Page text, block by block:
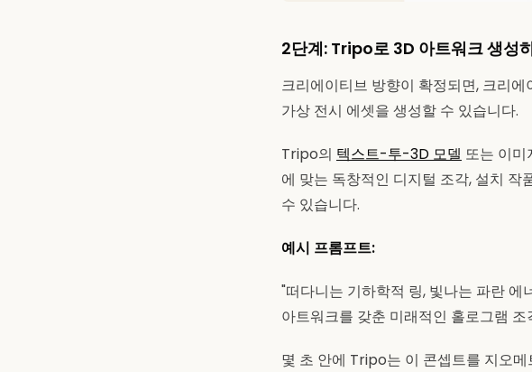
2단계: Tripo로 3D 아트워크 생성
크리에이티브 방향이 확정되면, 크리
가상 전시 에셋을 생성할 수 있습니다.
Tripo의 텍스트-투-3D 모델 또는 이
에 맞는 독창적인 디지털 조각, 설치
수 있습니다.
예시 프롬프트:
"떠다니는 기하학적 링, 빛나는 파란 에
아트워크를 갖춘 미래적인 홀로그램 조
몇 초 안에 Tripo는 이 콘셉트를 지오